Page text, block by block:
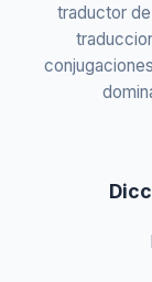
traductor